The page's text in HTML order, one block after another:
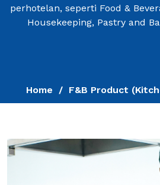
perhotelan, seperti Food &
Housekeeping, Pastry and
Home F&B Product